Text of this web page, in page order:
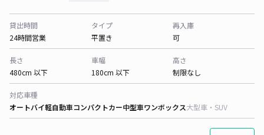
貸出時間
24時間営業
タイプ
平置き
再入庫
可
長さ
480cm 以下
車幅
180cm 以下
高さ
制限なし
対応車種
オートバイ軽自動車コンパクトカー中型車ワンボックス大型車・SUV